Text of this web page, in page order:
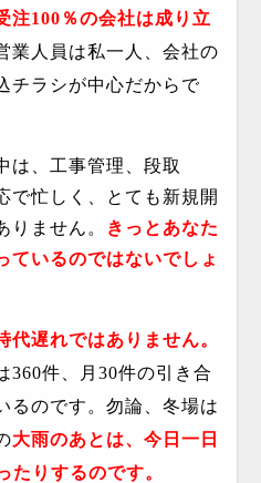
注100 ％の会社は成り立
業人員は私一人、会社の
チラシが中心だからで
は、工事管理、段取
で忙しく、とても新規開
りません。
きっとあなた
ているのではないでしょ
遅れではありません。
360件、月 30件の引き合
るのです。勿論、冬場は
大雨のあとは、今日一日
たりするのです。